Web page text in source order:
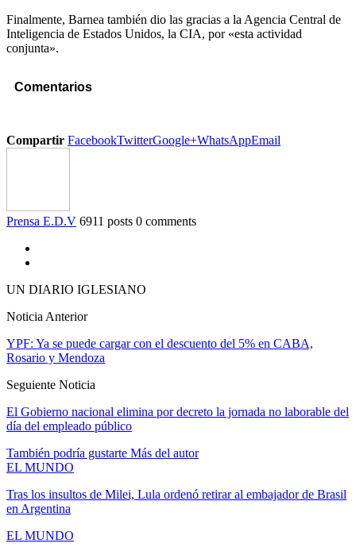
Finalmente, Barnea también dio las gracias a la Agencia Central de
Inteligencia de Estados Unidos, la CIA, por «esta actividad
conjunta».
Comentarios
Compartir FacebookTwitterGoogle+WhatsAppEmail
Prensa E.D.V 6911 posts 0 comments
UN DIARIO IGLESIANO
Noticia Anterior
YPF: Ya se puede cargar con el descuento del 5% en CABA,
Rosario y Mendoza
Seguiente Noticia
El Gobierno nacional elimina por decreto la jornada no laborable del
día del empleado público
También podría gustarte Más del autor
EL MUNDO
Tras los insultos de Milei, Lula ordenó retirar al embajador de Brasil
en Argentina
EL MUNDO